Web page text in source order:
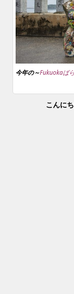
今年の～Fukuokaば
こんに